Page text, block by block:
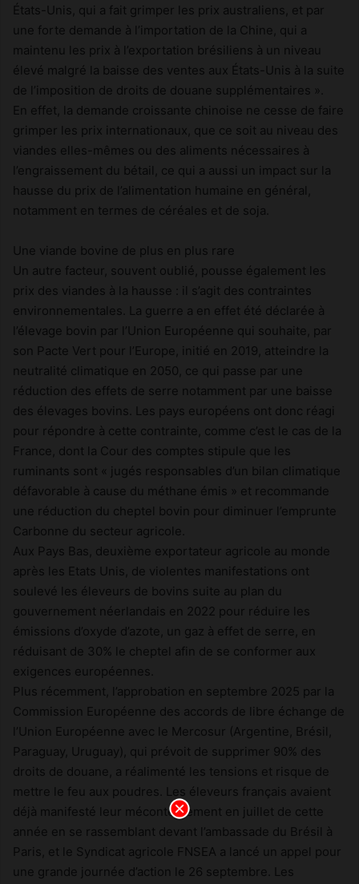
États-Unis, qui a fait grimper les prix australiens, et par
une forte demande à l’importation de la Chine, qui a
maintenu les prix à l’exportation brésiliens à un niveau
élevé malgré la baisse des ventes aux États-Unis à la suite
de l’imposition de droits de douane supplémentaires ».
En effet, la demande croissante chinoise ne cesse de faire
grimper les prix internationaux, que ce soit au niveau des
viandes elles-mêmes ou des aliments nécessaires à
l’engraissement du bétail, ce qui a aussi un impact sur la
hausse du prix de l’alimentation humaine en général,
notamment en termes de céréales et de soja.
Une viande bovine de plus en plus rare
Un autre facteur, souvent oublié, pousse également les
prix des viandes à la hausse : il s’agit des contraintes
environnementales. La guerre a en effet été déclarée à
l’élevage bovin par l’Union Européenne qui souhaite, par
son Pacte Vert pour l’Europe, initié en 2019, atteindre la
neutralité climatique en 2050, ce qui passe par une
réduction des effets de serre notamment par une baisse
des élevages bovins. Les pays européens ont donc réagi
pour répondre à cette contrainte, comme c’est le cas de la
France, dont la Cour des comptes stipule que les
ruminants sont « jugés responsables d’un bilan climatique
défavorable à cause du méthane émis » et recommande
une réduction du cheptel bovin pour diminuer l’emprunte
Carbonne du secteur agricole.
Aux Pays Bas, deuxième exportateur agricole au monde
après les Etats Unis, de violentes manifestations ont
soulevé les éleveurs de bovins suite au plan du
gouvernement néerlandais en 2022 pour réduire les
émissions d’oxyde d’azote, un gaz à effet de serre, en
réduisant de 30% le cheptel afin de se conformer aux
exigences européennes.
Plus récemment, l’approbation en septembre 2025 par la
Commission Européenne des accords de libre échange de
l’Union Européenne avec le Mercosur (Argentine, Brésil,
Paraguay, Uruguay), qui prévoit de supprimer 90% des
droits de douane, a réalimenté les tensions et risque de
mettre le feu aux poudres. Les éleveurs français avaient
déjà manifesté leur mécontentement en juillet de cette
année en se rassemblant devant l’ambassade du Brésil à
Paris, et le Syndicat agricole FNSEA a lancé un appel pour
une grande journée d’action le 26 septembre. Les